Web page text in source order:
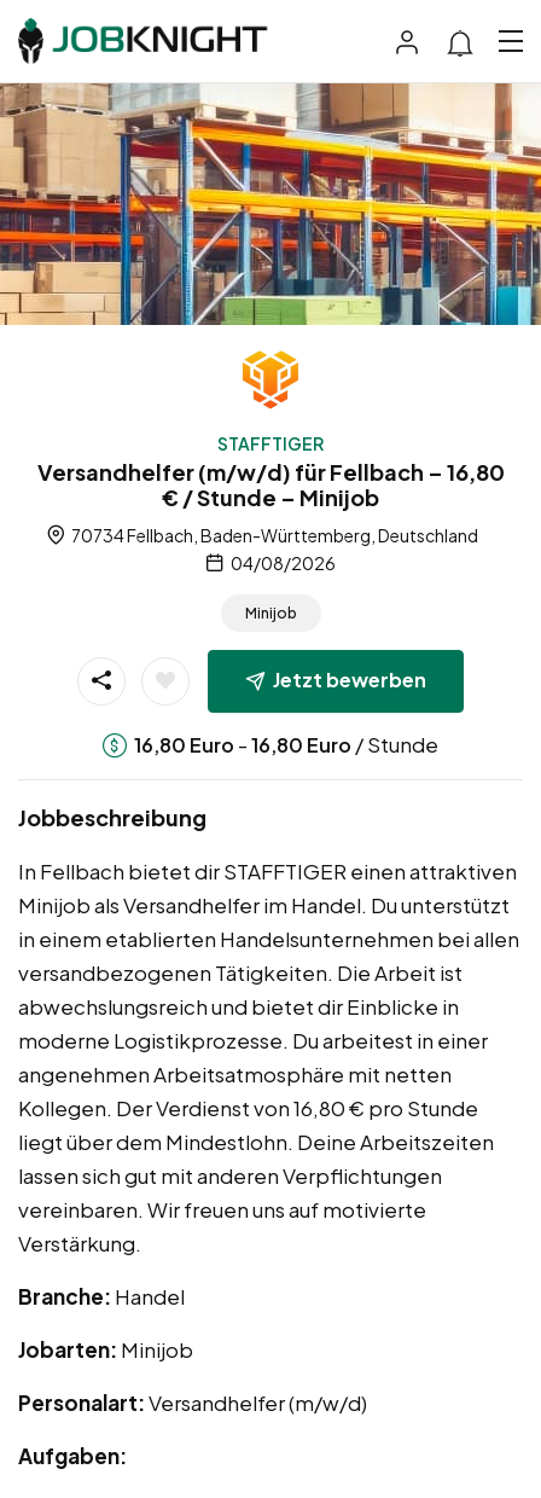
STAFFTIGER
Versandhelfer (m/w/d) für Fellbach – 16,80
€ / Stunde – Minijob
70734 Fellbach, Baden-Württemberg, Deutschland
04/08/2026
Minijob
Jetzt bewerben
16,80 Euro -16,80 Euro / Stunde
Jobbeschreibung
In Fellbach bietet dir STAFFTIGER einen attraktiven
Minijob als Versandhelfer im Handel. Du unterstützt
in einem etablierten Handelsunternehmen bei allen
versandbezogenen Tätigkeiten. Die Arbeit ist
abwechslungsreich und bietet dir Einblicke in
moderne Logistikprozesse. Du arbeitest in einer
angenehmen Arbeitsatmosphäre mit netten
Kollegen. Der Verdienst von 16,80 € pro Stunde
liegt über dem Mindestlohn. Deine Arbeitszeiten
lassen sich gut mit anderen Verpflichtungen
vereinbaren. Wir freuen uns auf motivierte
Verstärkung.
Branche: Handel
Jobarten: Minijob
Personalart:Versandhelfer (m/w/d)
Aufgaben: